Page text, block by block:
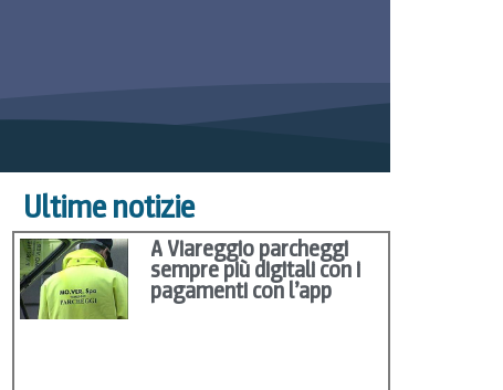
Ultime notizie
A Viareggio parcheggi
sempre più digitali con i
pagamenti con l’app